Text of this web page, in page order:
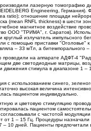
лазерную томографию
Engineering,
ratio); отношение площади
(mean RNFL thickness) в шести
магнитное воздействие
ООО "ТРИМА", г. Саратов).
излучатель импульсного
с помощью приставки
– 33 мТл, а битемпорального –
на аппарате АДФТ-4
две светодиодные матрицы,
движения стимула в диапазоне 1
с использованием синего,
высокая величина
пациентом индивидуально.
и цветовую стимуляцию
пациентом
с частотой
от 1 – 15 Гц. Процедуры
– 10 дней. Пациенты предпочитали